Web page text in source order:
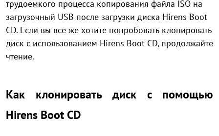
трудоемкого процесса копирования файла ISO на
загрузочный USB после загрузки диска Hirens Boot
CD. Если вы все же хотите попробовать клонировать
диск с использованием Hirens Boot CD, продолжайте
чтение.
Как клонировать диск с помощью
Hirens Boot CD